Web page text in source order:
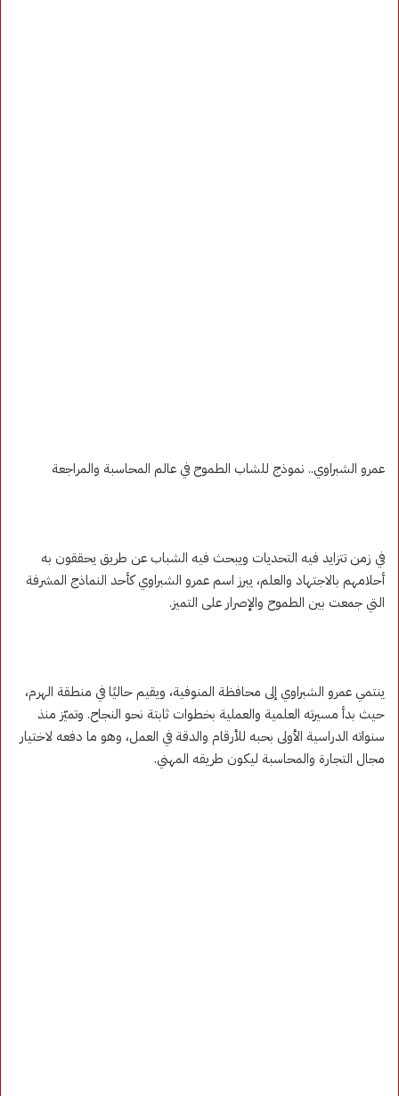
عمرو الشبراوي.. نموذج للشاب الطموح في عالم المحاسبة والمراجعة
في زمن تتزايد فيه التحديات ويبحث فيه الشباب عن طريق يحققون به
أحلامهم بالاجتهاد والعلم، يبرز اسم عمرو الشبراوي كأحد النماذج المشرفة
التي جمعت بين الطموح والإصرار على التميز.
ينتمي عمرو الشبراوي إلى محافظة المنوفية، ويقيم حاليًا في منطقة الهرم،
حيث بدأ مسيرته العلمية والعملية بخطوات ثابتة نحو النجاح. وتميّز منذ
سنواته الدراسية الأولى بحبه للأرقام والدقة في العمل، وهو ما دفعه لاختيار
مجال التجارة والمحاسبة ليكون طريقه المهني.